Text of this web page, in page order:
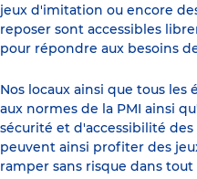
jeux d'imitation ou encore
reposer sont accessibles
pour répondre aux besoins
Nos locaux ainsi que tous
aux normes de la PMI ainsi
sécurité et d'accessibilité des
peuvent ainsi profiter des
ramper sans risque dans